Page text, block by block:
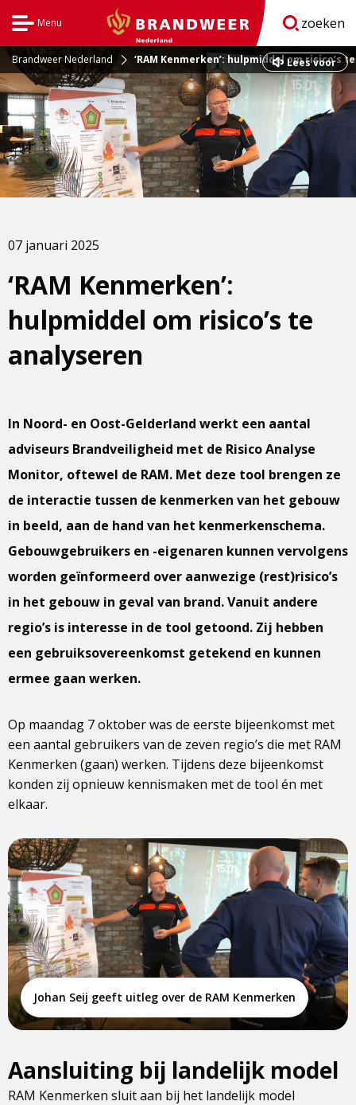
Menu
BrandweerNederland.nl
zoeken
Brandweer Nederland ‘RAM Kenmerken’: hulpmiddel om risico’s
Dit
is
een
externe
pagina
Lees voor
‘RAM Kenmerken’:
hulpmiddel om risico’s te
analyseren
07 januari 2025
In Noord- en Oost-Gelderland werkt een aantal
adviseurs Brandveiligheid met de Risico Analyse
Monitor, oftewel de RAM. Met deze tool brengen ze
de interactie tussen de kenmerken van het gebouw
in beeld, aan de hand van het kenmerkenschema.
Gebouwgebruikers en -eigenaren kunnen vervolgens
worden geïnformeerd over aanwezige (rest)risico’s
in het gebouw in geval van brand. Vanuit andere
regio’s is interesse in de tool getoond. Zij hebben
een gebruiksovereenkomst getekend en kunnen
ermee gaan werken.
Op maandag 7 oktober was de eerste bijeenkomst met
een aantal gebruikers van de zeven regio’s die met RAM
Kenmerken (gaan) werken. Tijdens deze bijeenkomst
konden zij opnieuw kennismaken met de tool én met
elkaar.
Johan Seij geeft uitleg over de RAM Kenmerken
Aansluiting bij landelijk model
RAM Kenmerken sluit aan bij het landelijk model